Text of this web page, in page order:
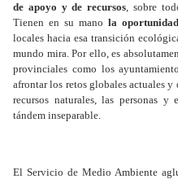
de apoyo y de recursos, sobre
Tienen en su manola
locales hacia esa transición
mundo mira. Por ello, es
provinciales como los
afrontar los retos globales actuales
recursos naturales, las personas
tándem inseparable.
El Servicio de Medio Ambiente